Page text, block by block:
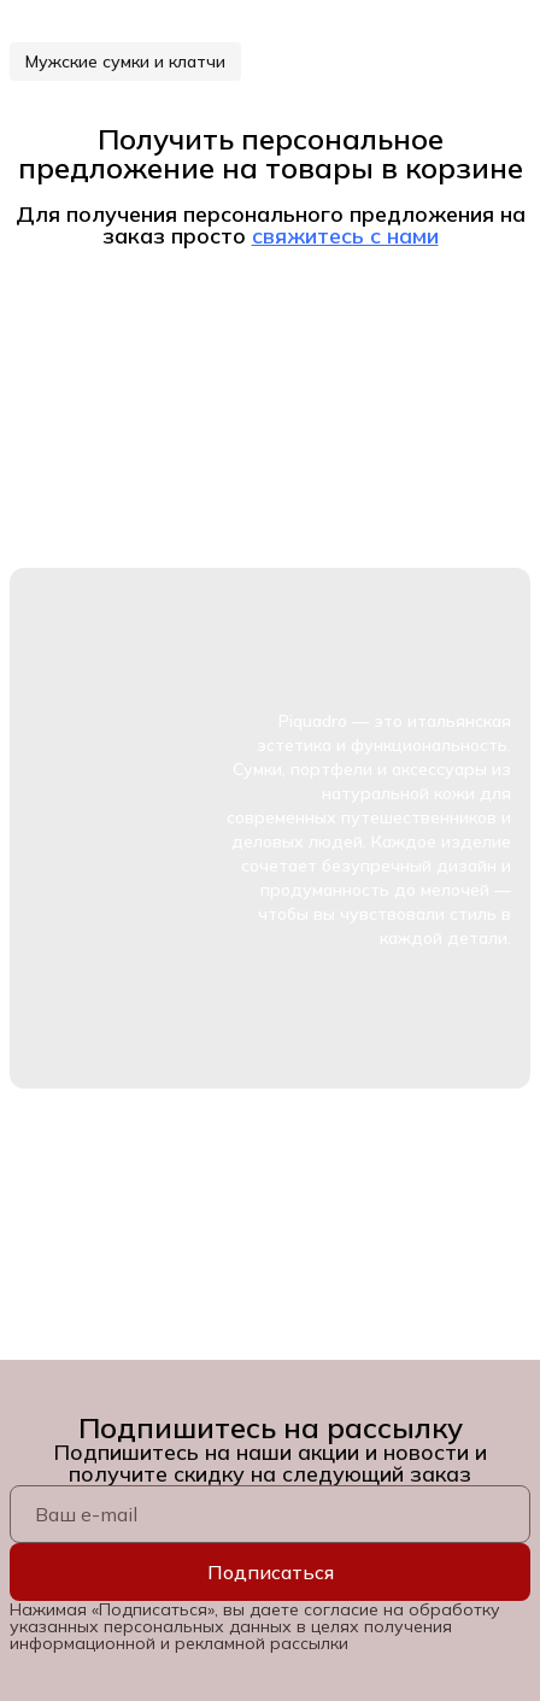
Мужские сумки и клатчи
Получить персональное
предложение на товары в корзине
Для получения персонального предложения на
заказ просто свяжитесь с нами
Подпишитесь на рассылку
Подпишитесь на наши акции и новости и
получите скидку на следующий заказ
Подписаться
Нажимая «Подписаться», вы даете согласие на обработку
указанных персональных данных в целях получения
информационной и рекламной рассылки